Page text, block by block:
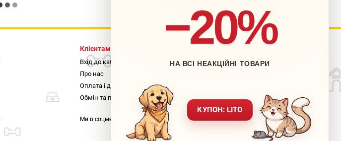
−20%
НА ВСІ НЕАКЦІЙНІ ТОВАРИ
КУПОН: LITO
Клієнтам
Вхід до кабінету
Про нас
Оплата і доставка
Обмін та повернення
Блог
Звернення до директора
Ми в соцмережах